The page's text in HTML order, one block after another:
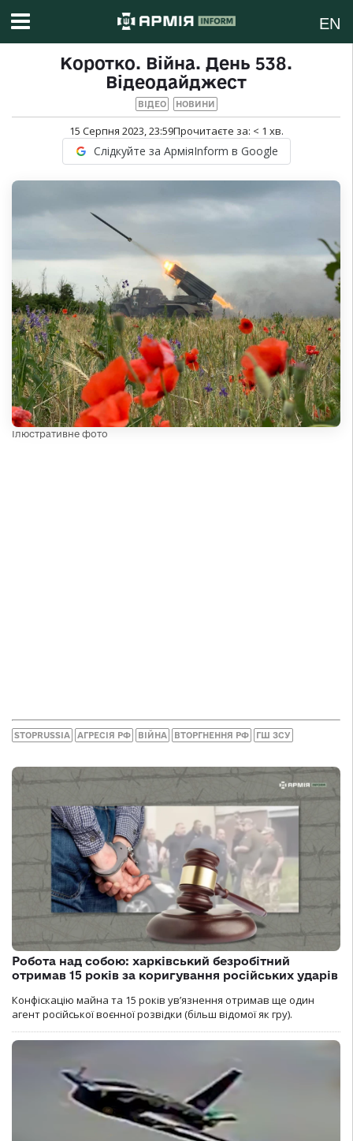
EN
Коротко. Війна. День 538.
Відеодайджест
ВІДЕО НОВИНИ
15 Серпня 2023, 23:59Прочитаєте за: < 1 хв.
Слідкуйте за АрміяInform в Google
Ілюстративне фото
STOPRUSSIA АГРЕСІЯ РФ ВІЙНА ВТОРГНЕННЯ РФ ГШ ЗСУ
Робота над собою: харківський безробітний
отримав 15 років за коригування російських ударів
Конфіскацію майна та 15 років увʼязнення отримав ще один
агент російської воєнної розвідки (більш відомої як гру).